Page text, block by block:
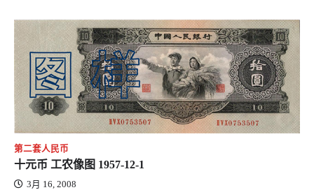
第二套人民币
十元币 工农像图 1957-12-1
3月 16, 2008